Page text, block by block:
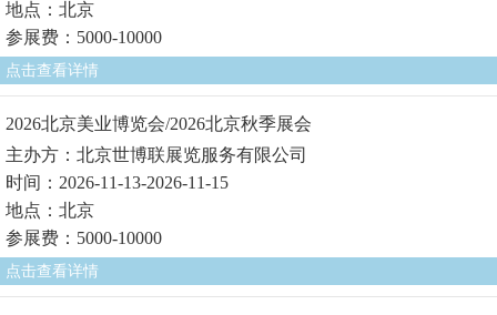
地点：北京
参展费：5000-10000
点击查看详情
2026北京美业博览会/2026北京秋季展会
主办方：北京世博联展览服务有限公司
时间：2026-11-13-2026-11-15
地点：北京
参展费：5000-10000
点击查看详情